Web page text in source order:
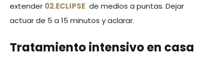
extender 02.ECLIPSE de medios a puntas. Dejar
actuar de 5 a 15 minutos y aclarar.
Tratamiento intensivo en casa